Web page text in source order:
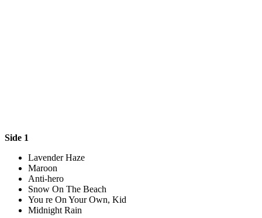
Side 1
Lavender Haze
Maroon
Anti-hero
Snow On The Beach
You re On Your Own, Kid
Midnight Rain